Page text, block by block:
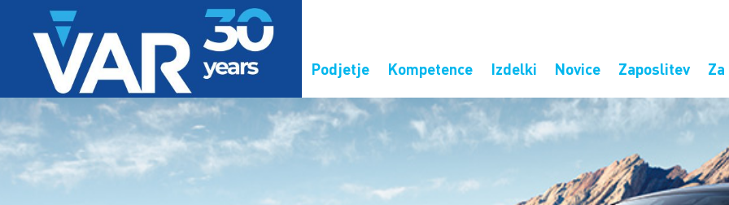
Podjetje Kompetence Izdelki Novice Zaposlitev